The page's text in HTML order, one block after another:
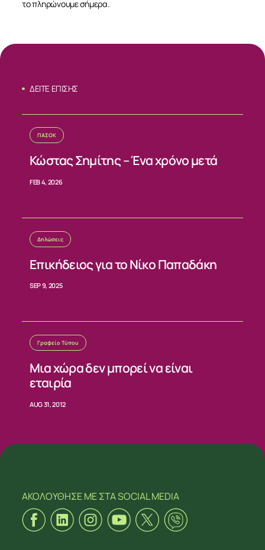
το πληρώνουμε σήμερα.
ΔΕΙΤΕ ΕΠΙΣΗΣ
ΠΑΣΟΚ
Κώστας Σημίτης – Ένα χρόνο μετά
FEB 4, 2026
Δηλώσεις
Επικήδειος για το Νίκο Παπαδάκη
SEP 9, 2025
Γραφείο Τύπου
Μια χώρα δεν μπορεί να είναι
εταιρία
AUG 31, 2012
ΑΚΟΛΟΥΘΗΣΕ ΜΕΣΤΑ SOCIAL MEDIA